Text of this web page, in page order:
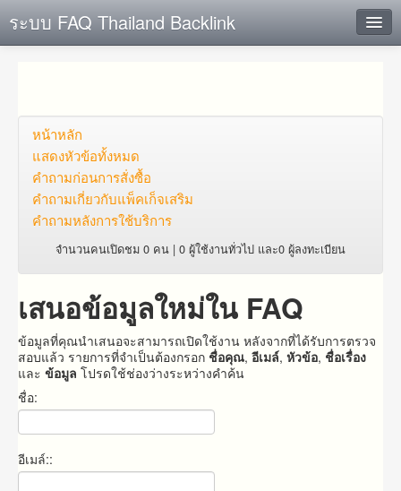
ระบบ FAQ Thailand Backlink
ตั้งคำถาม
ดูคำถาม
คุณต้องการที่จะลงทะเบียนหรือไม่?
หน้าหลัก
แสดงหัวข้อทั้งหมด
คำถาม​ก่อน​การ​สั่งซื้อ​
คำถาม​เกี่ยว​กับ​แพ็คเก็จ​เสริม
คำถามหลังการใช้บริการ
จำนวนคนเปิดชม 0 คน | 0 ผู้ใช้งานทั่วไป และ0 ผู้ลงทะเบียน
เสนอข้อมูลใหม่ใน FAQ
ข้อมูลที่คุณนำเสนอจะสามารถเปิดใช้งาน หลังจากที่ได้รับการตรวจ
สอบแล้ว รายการที่จำเป็นต้องกรอก ชื่อคุณ, อีเมล์, หัวข้อ, ชื่อเรื่อง
และ ข้อมูล โปรดใช้ช่องว่างระหว่างคำค้น
ชื่อ:
อีเมล์::